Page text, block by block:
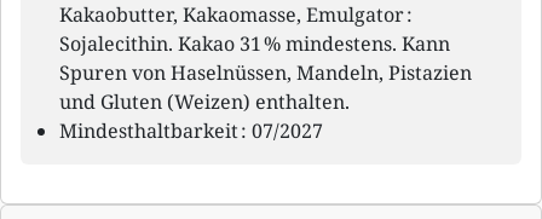
Kakaobutter, Kakaomasse, Emulgator :
Sojalecithin. Kakao 31 % mindestens. Kann
Spuren von Haselnüssen, Mandeln, Pistazien
und Gluten (Weizen) enthalten.
Mindesthaltbarkeit : 07/2027